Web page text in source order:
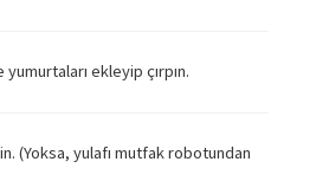
ekleyip çırpın.
(Yoksa, yulafı mutfak robotundan